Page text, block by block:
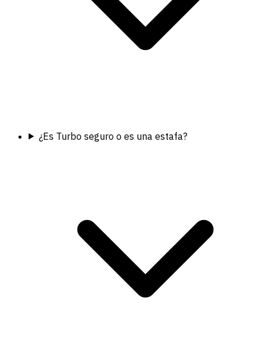
¿Es Turbo seguro o es una estafa?